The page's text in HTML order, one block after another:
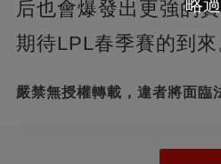
后也會爆發出更強的
期待LPL春季賽的到來
嚴禁無授權轉載，違者將面臨
略過